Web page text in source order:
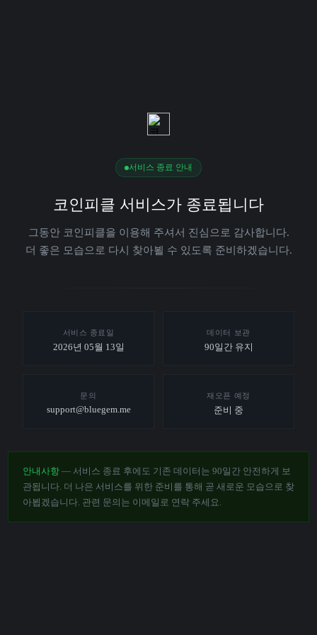
서비스 종료 안내
코인피클 서비스가 종료됩니다
그동안 코인피클을 이용해 주셔서 진심으로 감사합니다.
더 좋은 모습으로 다시 찾아뵐 수 있도록 준비하겠습니다.
서비스 종료일
2026년 05월 13일
데이터 보관
90일간 유지
문의
support@bluegem.me
재오픈 예정
준비 중
안내사항 — 서비스 종료 후에도 기존 데이터는 90일간 안전하게 보
관됩니다. 더 나은 서비스를 위한 준비를 통해 곧 새로운 모습으로 찾
아뵙겠습니다. 관련 문의는 이메일로 연락 주세요.